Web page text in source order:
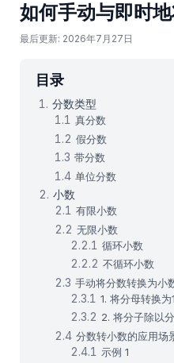
如何手动与即时
最后更新: 2026年7月27日
目录
分数类型
真分数
假分数
带分数
单位分数
小数
有限小数
无限小数
循环小数
不循环小数
手动将分数转换为小
1. 将分母转换
2. 将分子除以
分数转小数的应用场
示例 1